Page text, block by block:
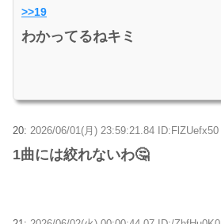
>>19
わかってるねキミ
20: 2026/06/01(月) 23:59:21.84 ID:FlZUefx50
1曲には絞れないわ🤔